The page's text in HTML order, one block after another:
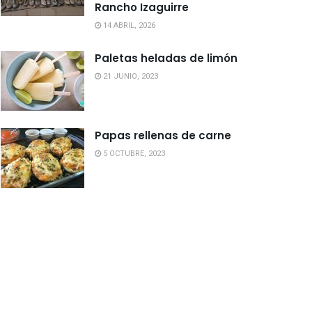
Rancho Izaguirre
14 ABRIL, 2026
Paletas heladas de limón
21 JUNIO, 2023
Papas rellenas de carne
5 OCTUBRE, 2023